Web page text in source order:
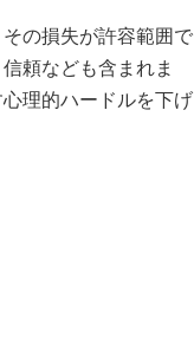
の損失が許容範囲で
頼なども含まれま
理的ハードルを下げ